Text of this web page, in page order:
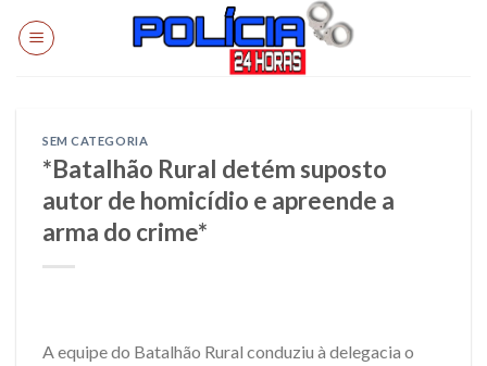
SEM CATEGORIA
*Batalhão Rural detém suposto
autor de homicídio e apreende a
arma do crime*
A equipe do Batalhão Rural conduziu à delegacia o